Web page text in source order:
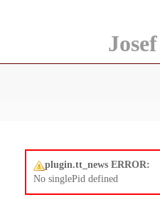
plugin.tt_news ERROR:
No singlePid defined